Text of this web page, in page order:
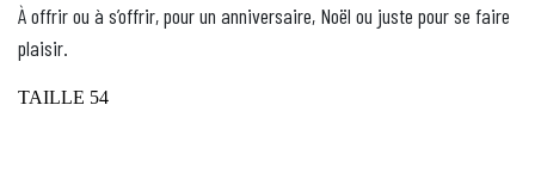
À offrir ou à s’offrir, pour un anniversaire, Noël ou juste pour se faire
plaisir.
TAILLE 54